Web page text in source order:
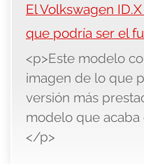
El Volkswagen
que podría ser el
<p>Este modelo
imagen de lo que
versión más
modelo que
</p>